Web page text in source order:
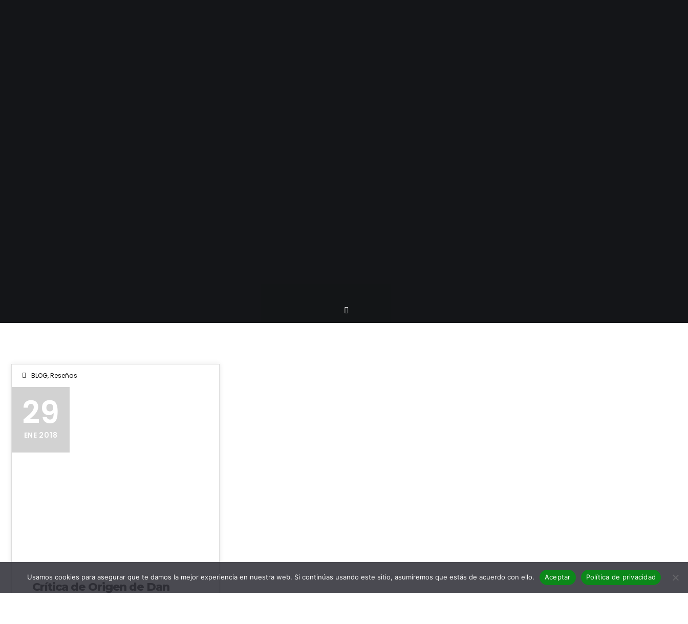
BLOG,Reseñas
29
ENE 2018
Crítica de Origen de Dan
Usamos cookies para asegurar que te damos la mejor experiencia en nuestra web. Si continúas usando este sitio, asumiremos que estás de acuerdo con ello. Aceptar Política de privacidad